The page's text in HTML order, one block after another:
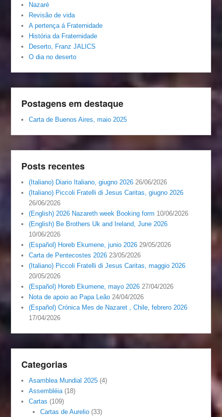
Nazaré
Revisão de vida
A pertença á Fraternidade
História da Fraternidade
Deserto, Franz JALICS
O dia no deserto
Postagens em destaque
Carta de Buenos Aires, maio 2025
Posts recentes
(Italiano) Diario Italiano, giugno 2026 26/06/2026
(Italiano) Piccoli Fratelli di Jesus Caritas, giugno 2026
26/06/2026
(English) 2026 Nazareth week Booking form 10/06/2026
(English) Be Brothers Uk and Ireland, June 2026
10/06/2026
(Español) Horeb Ekumene, junio 2026 29/05/2026
Carta de Pentecostes 2026 23/05/2026
(Italiano) Piccoli Fratelli di Jesus Caritas, maggio 2026
20/05/2026
(Español) Horeb Ekumene, mayo 2026 27/04/2026
Nota de apoio ao Papa Leão 24/04/2026
(Español) Crónica Mes de Nazaret , Chile, febrero 2026
17/04/2026
Categorias
Asamblea Mundial 2025 (4)
Assembléia (18)
Cartas (109)
Cartas de Aurelio(33)